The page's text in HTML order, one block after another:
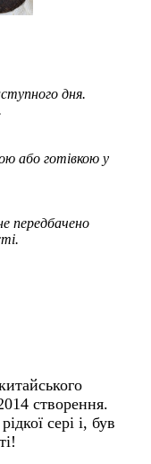
дня.
або готівкою у
передбачено
створення.
сері і, був